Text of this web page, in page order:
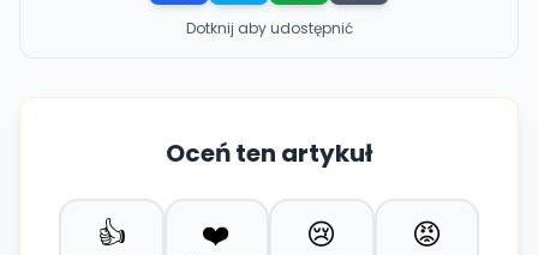
Dotknij aby udostępnić
Oceń ten artykuł
👍 ❤️ 😢 😡